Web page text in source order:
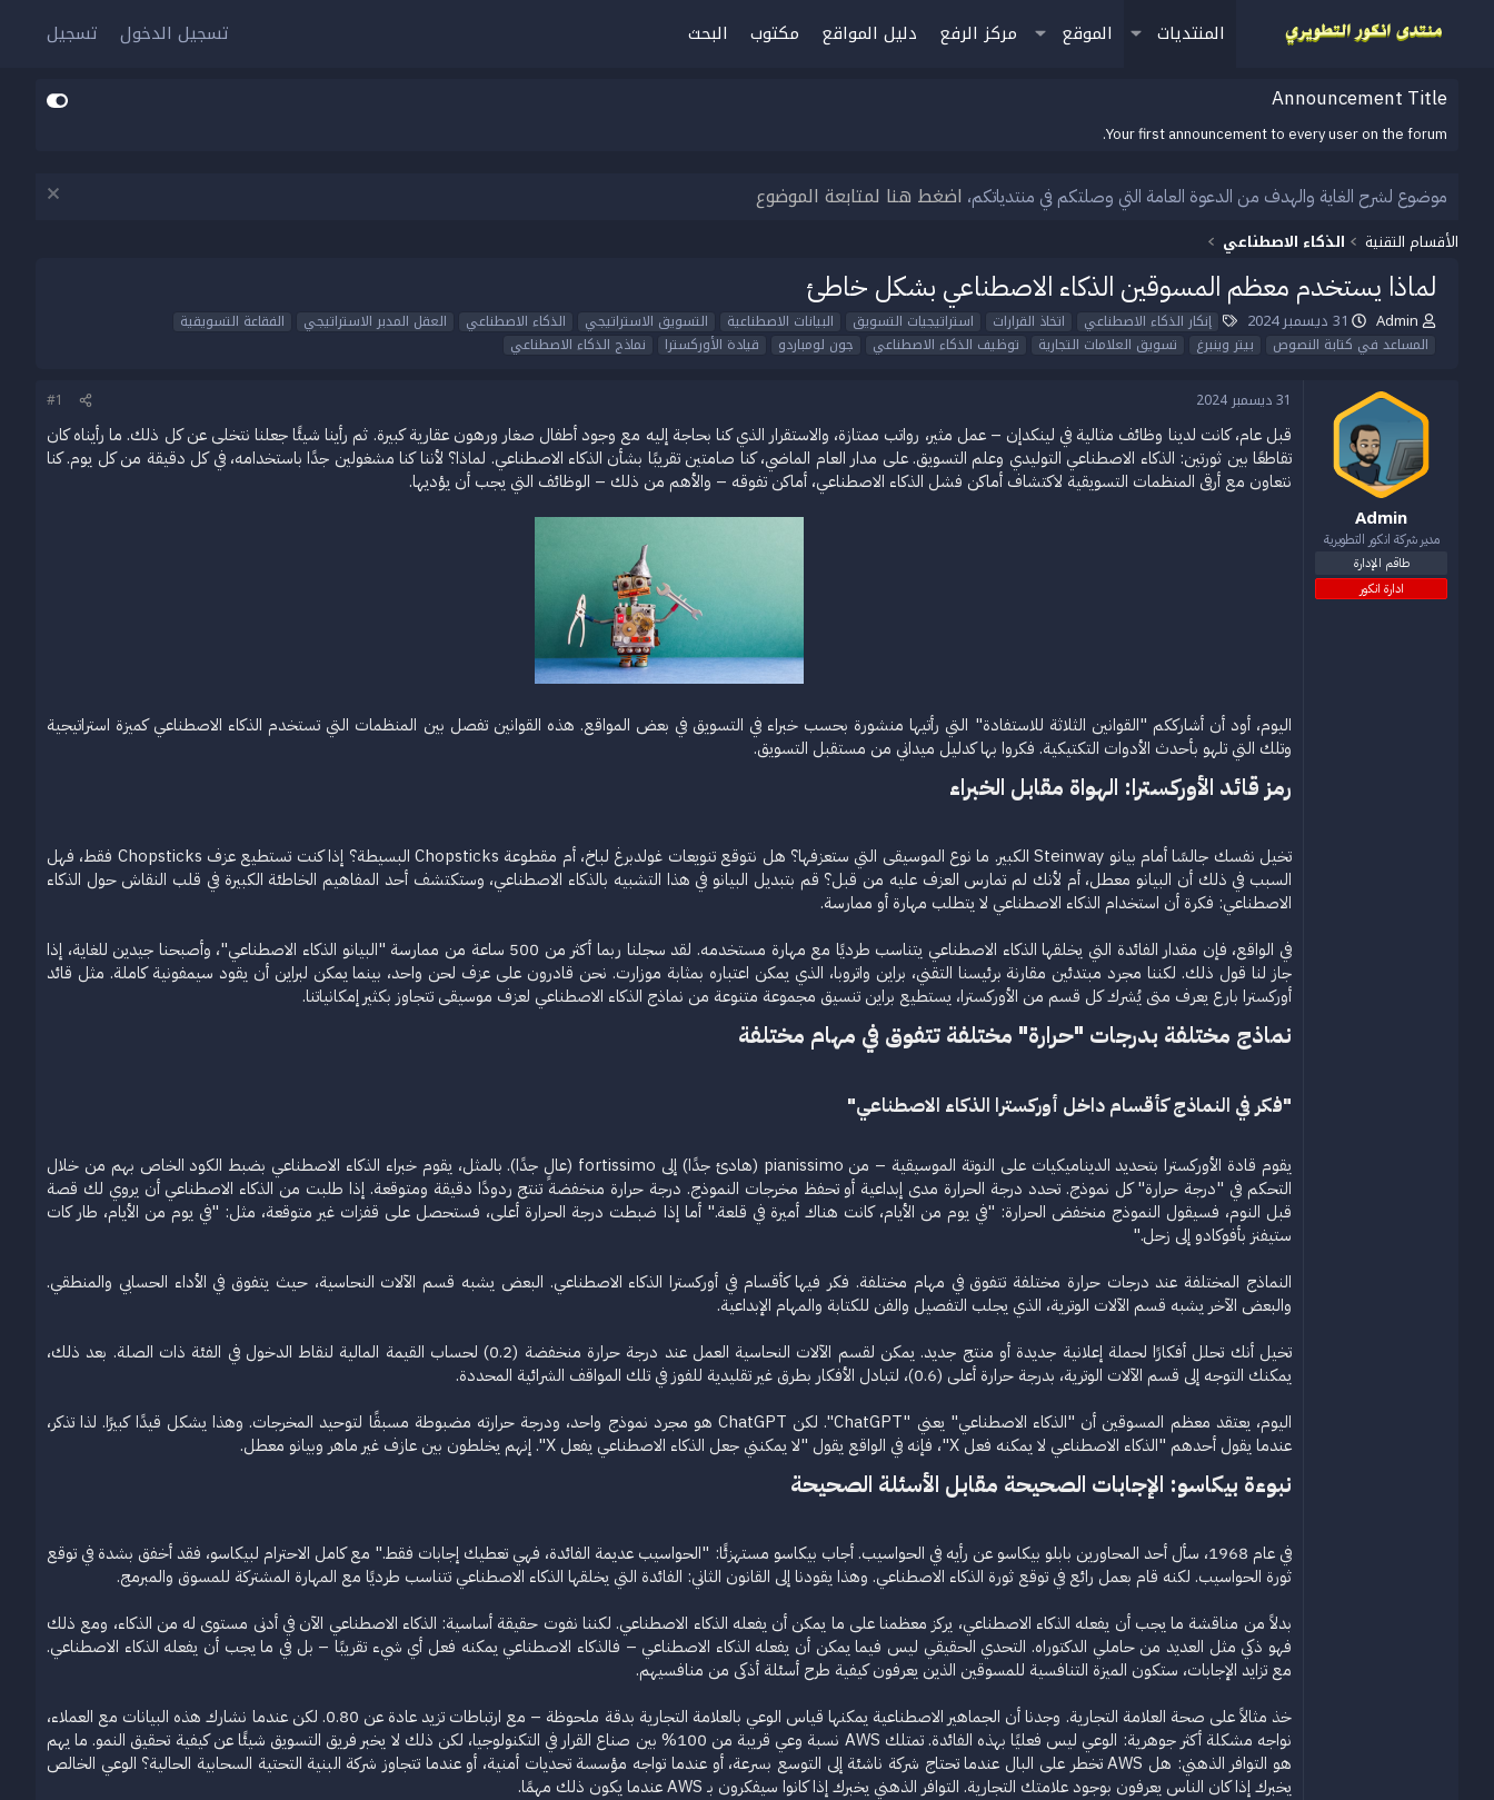
المنتديات الموقع مركز الرفع دليل المواقع مكتوب البحث تسجيل الدخول تسجيل
Announcement Title
Your first announcement to every user on the forum.
موضوع لشرح الغاية والهدف من الدعوة العامة التي وصلتكم في منتدياتكم، اضغط هنا لمتابعة الموضوع
الأقسام التقنية الذكاء الاصطناعي
لماذا يستخدم معظم المسوقين الذكاء الاصطناعي بشكل خاطئ
ب
ا
ل
م
و
ض
Admin
ت
ا
ا
ب
د
31 ديسمبر 2024
ل
و
إنكار الذكاء الاصطناعي اتخاذ القرارات استراتيجيات التسويق البيانات الاصطناعية التسويق الاستراتيجي الذكاء الاصطناعي العقل المدبر الاستراتيجي
الفقاعة التسويقية
المساعد في كتابة النصوص
بيتر وينبرغ تسويق العلامات التجارية توظيف الذكاء الاصطناعي جون لومباردو قيادة الأوركسترا نماذج الذكاء الاصطناعي
Admin
مدير شركة انكور التطويرية
طاقم الإدارة
ادارة انكور
31 ديسمبر 2024
#1
قبل عام، كانت لدينا وظائف مثالية في لينكدإن – عمل مثير، رواتب ممتازة، والاستقرار الذي كنا بحاجة إليه مع وجود أطفال صغار ورهون عقارية كبيرة. ثم رأينا شيئًا جعلنا نتخلى عن كل ذلك. ما رأيناه كان
تقاطعًا بين ثورتين: الذكاء الاصطناعي التوليدي وعلم التسويق. على مدار العام الماضي، كنا صامتين تقريبًا بشأن الذكاء الاصطناعي. لماذا؟ لأننا كنا مشغولين جدًا باستخدامه، في كل دقيقة من كل يوم. كنا
نتعاون مع أرقى المنظمات التسويقية لاكتشاف أماكن فشل الذكاء الاصطناعي، أماكن تفوقه – والأهم من ذلك – الوظائف التي يجب أن يؤديها.
اليوم، أود أن أشارككم "القوانين الثلاثة للاستفادة" التي رأتيها منشورة بحسب خبراء في التسويق في بعض المواقع. هذه القوانين تفصل بين المنظمات التي تستخدم الذكاء الاصطناعي كميزة استراتيجية
وتلك التي تلهو بأحدث الأدوات التكتيكية. فكروا بها كدليل ميداني من مستقبل التسويق.​
رمز قائد الأوركسترا: الهواة مقابل الخبراء​
تخيل نفسك جالسًا أمام بيانو Steinway الكبير. ما نوع الموسيقى التي ستعزفها؟ هل نتوقع تنويعات غولدبرغ لباخ، أم مقطوعة Chopsticks البسيطة؟ إذا كنت تستطيع عزف Chopsticks فقط، فهل
السبب في ذلك أن البيانو معطل، أم لأنك لم تمارس العزف عليه من قبل؟ قم بتبديل البيانو في هذا التشبيه بالذكاء الاصطناعي، وستكتشف أحد المفاهيم الخاطئة الكبيرة في قلب النقاش حول الذكاء
الاصطناعي: فكرة أن استخدام الذكاء الاصطناعي لا يتطلب مهارة أو ممارسة.
في الواقع، فإن مقدار الفائدة التي يخلقها الذكاء الاصطناعي يتناسب طرديًا مع مهارة مستخدمه. لقد سجلنا ربما أكثر من 500 ساعة من ممارسة "البيانو الذكاء الاصطناعي"، وأصبحنا جيدين للغاية، إذا
جاز لنا قول ذلك. لكننا مجرد مبتدئين مقارنة برئيسنا التقني، براين واتروبا، الذي يمكن اعتباره بمثابة موزارت. نحن قادرون على عزف لحن واحد، بينما يمكن لبراين أن يقود سيمفونية كاملة. مثل قائد
أوركسترا بارع يعرف متى يُشرك كل قسم من الأوركسترا، يستطيع براين تنسيق مجموعة متنوعة من نماذج الذكاء الاصطناعي لعزف موسيقى تتجاوز بكثير إمكانياتنا.​
نماذج مختلفة بدرجات "حرارة" مختلفة تتفوق في مهام مختلفة​
"فكر في النماذج كأقسام داخل أوركسترا الذكاء الاصطناعي"​
يقوم قادة الأوركسترا بتحديد الديناميكيات على النوتة الموسيقية – من pianissimo (هادئ جدًا) إلى fortissimo (عالٍ جدًا). بالمثل، يقوم خبراء الذكاء الاصطناعي بضبط الكود الخاص بهم من خلال
التحكم في "درجة حرارة" كل نموذج. تحدد درجة الحرارة مدى إبداعية أو تحفظ مخرجات النموذج. درجة حرارة منخفضة تنتج ردودًا دقيقة ومتوقعة. إذا طلبت من الذكاء الاصطناعي أن يروي لك قصة
قبل النوم، فسيقول النموذج منخفض الحرارة: "في يوم من الأيام، كانت هناك أميرة في قلعة." أما إذا ضبطت درجة الحرارة أعلى، فستحصل على قفزات غير متوقعة، مثل: "في يوم من الأيام، طار كات
ستيفنز بأفوكادو إلى زحل."
النماذج المختلفة عند درجات حرارة مختلفة تتفوق في مهام مختلفة. فكر فيها كأقسام في أوركسترا الذكاء الاصطناعي. البعض يشبه قسم الآلات النحاسية، حيث يتفوق في الأداء الحسابي والمنطقي.
والبعض الآخر يشبه قسم الآلات الوترية، الذي يجلب التفصيل والفن للكتابة والمهام الإبداعية.
تخيل أنك تحلل أفكارًا لحملة إعلانية جديدة أو منتج جديد. يمكن لقسم الآلات النحاسية العمل عند درجة حرارة منخفضة (0.2) لحساب القيمة المالية لنقاط الدخول في الفئة ذات الصلة. بعد ذلك،
يمكنك التوجه إلى قسم الآلات الوترية، بدرجة حرارة أعلى (0.6)، لتبادل الأفكار بطرق غير تقليدية للفوز في تلك المواقف الشرائية المحددة.
اليوم، يعتقد معظم المسوقين أن "الذكاء الاصطناعي" يعني "ChatGPT". لكن ChatGPT هو مجرد نموذج واحد، ودرجة حرارته مضبوطة مسبقًا لتوحيد المخرجات. وهذا يشكل قيدًا كبيرًا. لذا تذكر،
عندما يقول أحدهم "الذكاء الاصطناعي لا يمكنه فعل X"، فإنه في الواقع يقول "لا يمكنني جعل الذكاء الاصطناعي يفعل X". إنهم يخلطون بين عازف غير ماهر وبيانو معطل.​
نبوءة بيكاسو: الإجابات الصحيحة مقابل الأسئلة الصحيحة​
في عام 1968، سأل أحد المحاورين بابلو بيكاسو عن رأيه في الحواسيب. أجاب بيكاسو مستهزئًا: "الحواسيب عديمة الفائدة، فهي تعطيك إجابات فقط." مع كامل الاحترام لبيكاسو، فقد أخفق بشدة في توقع
ثورة الحواسيب. لكنه قام بعمل رائع في توقع ثورة الذكاء الاصطناعي. وهذا يقودنا إلى القانون الثاني: الفائدة التي يخلقها الذكاء الاصطناعي تتناسب طرديًا مع المهارة المشتركة للمسوق والمبرمج.
بدلاً من مناقشة ما يجب أن يفعله الذكاء الاصطناعي، يركز معظمنا على ما يمكن أن يفعله الذكاء الاصطناعي. لكننا نفوت حقيقة أساسية: الذكاء الاصطناعي الآن في أدنى مستوى له من الذكاء، ومع ذلك
فهو ذكي مثل العديد من حاملي الدكتوراه. التحدي الحقيقي ليس فيما يمكن أن يفعله الذكاء الاصطناعي – فالذكاء الاصطناعي يمكنه فعل أي شيء تقريبًا – بل في ما يجب أن يفعله الذكاء الاصطناعي.
مع تزايد الإجابات، ستكون الميزة التنافسية للمسوقين الذين يعرفون كيفية طرح أسئلة أذكى من منافسيهم.
خذ مثالاً على صحة العلامة التجارية. وجدنا أن الجماهير الاصطناعية يمكنها قياس الوعي بالعلامة التجارية بدقة ملحوظة – مع ارتباطات تزيد عادة عن 0.80. لكن عندما نشارك هذه البيانات مع العملاء،
نواجه مشكلة أكثر جوهرية: الوعي ليس فعليًا بهذه الفائدة. تمتلك AWS نسبة وعي قريبة من 100% بين صناع القرار في التكنولوجيا، لكن ذلك لا يخبر فريق التسويق شيئًا عن كيفية تحقيق النمو. ما يهم
هو التوافر الذهني: هل AWS تخطر على البال عندما تحتاج شركة ناشئة إلى التوسع بسرعة، أو عندما تواجه مؤسسة تحديات أمنية، أو عندما تتجاوز شركة البنية التحتية السحابية الحالية؟ الوعي الخالص
يخبرك إذا كان الناس يعرفون بوجود علامتك التجارية. التوافر الذهني يخبرك إذا كانوا سيفكرون بـ AWS عندما يكون ذلك مهمًا.